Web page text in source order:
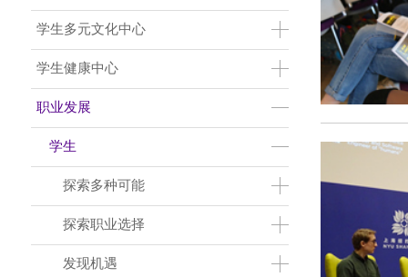
学生多元文化中心
学生健康中心
职业发展
学生
探索多种可能
探索职业选择
发现机遇